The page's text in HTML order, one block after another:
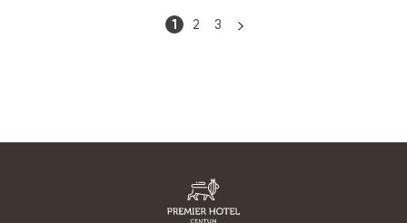
1 2 3
(필수) 문의유형, 이름, 연락처,
4. 개인정보 보유 및 이용기간
동의일로부터 1년간 이용자의 개인정보를 처리 및
보유합니다. 단, 관계법령의 규정에 따라 개인정보를